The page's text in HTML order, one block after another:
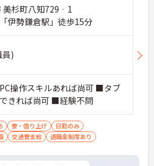
美杉町八知729‐1
伊勢鎌倉駅」徒歩15分
員)
操作スキルあれば尚可 ■タブ
きれば尚可 ■経験不問
寮・借り上げ
日勤のみ
交通費支給 退職金制度あり